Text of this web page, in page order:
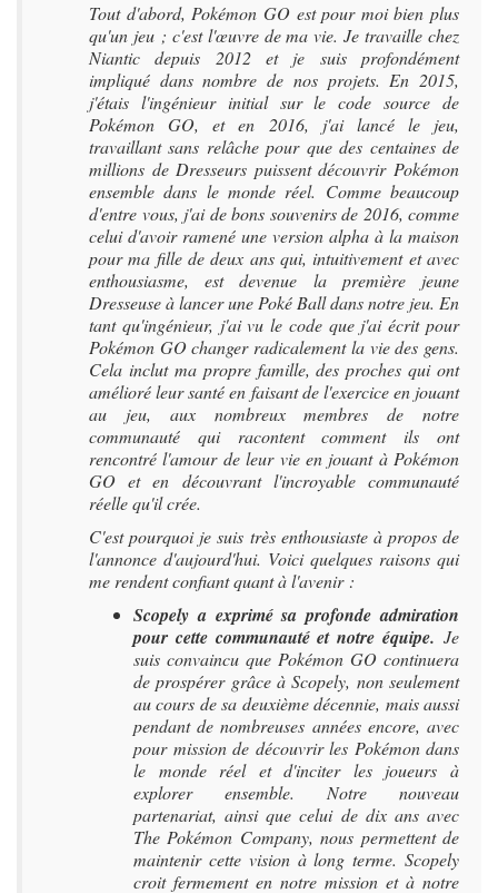
Tout d'abord, Pokémon GO est pour moi bien plus
qu'un jeu ; c'est l'œuvre de ma vie. Je travaille chez
Niantic depuis 2012 et je suis profondément
impliqué dans nombre de nos projets. En 2015,
j'étais l'ingénieur initial sur le code source de
Pokémon GO, et en 2016, j'ai lancé le jeu,
travaillant sans relâche pour que des centaines de
millions de Dresseurs puissent découvrir Pokémon
ensemble dans le monde réel. Comme beaucoup
d'entre vous, j'ai de bons souvenirs de 2016, comme
celui d'avoir ramené une version alpha à la maison
pour ma fille de deux ans qui, intuitivement et avec
enthousiasme, est devenue la première jeune
Dresseuse à lancer une Poké Ball dans notre jeu. En
tant qu'ingénieur, j'ai vu le code que j'ai écrit pour
Pokémon GO changer radicalement la vie des gens.
Cela inclut ma propre famille, des proches qui ont
amélioré leur santé en faisant de l'exercice en jouant
au jeu, aux nombreux membres de notre
communauté qui racontent comment ils ont
rencontré l'amour de leur vie en jouant à Pokémon
GO et en découvrant l'incroyable communauté
réelle qu'il crée.
C'est pourquoi je suis très enthousiaste à propos de
l'annonce d'aujourd'hui. Voici quelques raisons qui
me rendent confiant quant à l'avenir :
Scopely a exprimé sa profonde admiration
pour cette communauté et notre équipe. Je
suis convaincu que Pokémon GO continuera
de prospérer grâce à Scopely, non seulement
au cours de sa deuxième décennie, mais aussi
pendant de nombreuses années encore, avec
pour mission de découvrir les Pokémon dans
le monde réel et d'inciter les joueurs à
explorer ensemble. Notre nouveau
partenariat, ainsi que celui de dix ans avec
The Pokémon Company, nous permettent de
maintenir cette vision à long terme. Scopely
croit fermement en notre mission et à notre